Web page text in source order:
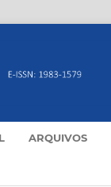
ARQUIVOS